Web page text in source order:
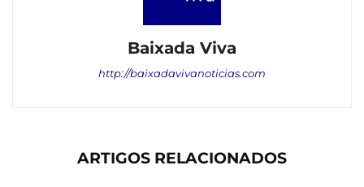
Baixada Viva
http://baixadavivanoticias.com
ARTIGOS RELACIONADOS